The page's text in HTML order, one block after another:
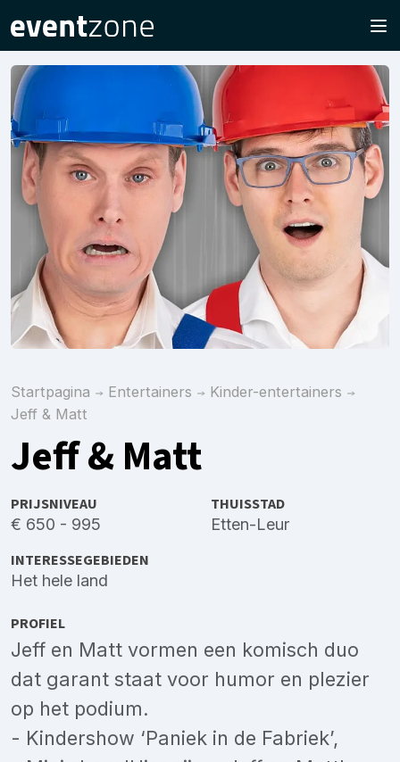
Startpagina Entertainers
Kinder-entertainers
Jeff & Matt
Jeff & Matt
PRIJSNIVEAU
€ 650 - 995
THUISSTAD
Etten-Leur
INTERESSEGEBIEDEN
Het hele land
PROFIEL
Jeff en Matt vormen een komisch duo
dat garant staat voor humor en plezier
op het podium.
- Kindershow ‘Paniek in de Fabriek’,